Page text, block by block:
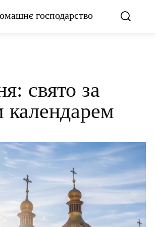
господарство
свято за
календарем